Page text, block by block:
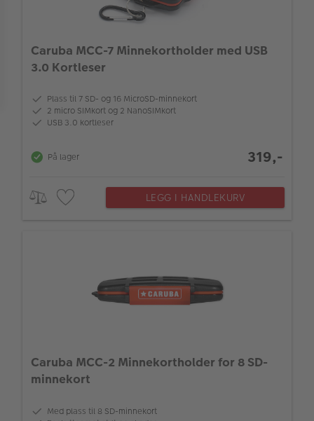
Merker
Lagersalg
Bildeprodukter
Fotokurs
Inspirasjon
Caruba MCC-7 Minnekortholder med USB
3.0 Kortleser
Plass til 7 SD- og 16 MicroSD-minnekort
2 micro SIMkort og 2 NanoSIMkort
USB 3.0 kortleser
På lager 319,-
LEGG I HANDLEKURV
Caruba MCC-2 Minnekortholder for 8 SD-
minnekort
Med plass til 8 SD-minnekort